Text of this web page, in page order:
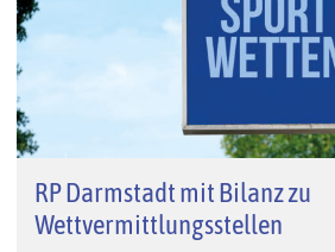
RP Darmstadt mit Bilanz zu
Wettvermittlungsstellen